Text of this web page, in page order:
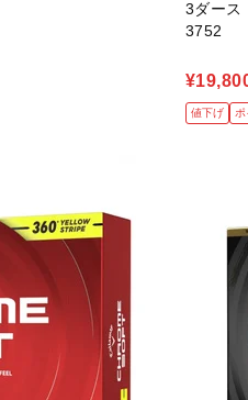
3ダース
3752
値下げ